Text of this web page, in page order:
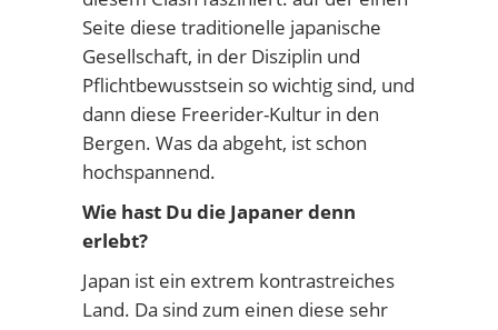
Seite diese traditionelle japanische
Gesellschaft, in der Disziplin und
Pflichtbewusstsein so wichtig sind, und
dann diese Freerider-Kultur in den
Bergen. Was da abgeht, ist schon
hochspannend.
Wie hast Du die Japaner denn
erlebt?
Japan ist ein extrem kontrastreiches
Land. Da sind zum einen diese sehr